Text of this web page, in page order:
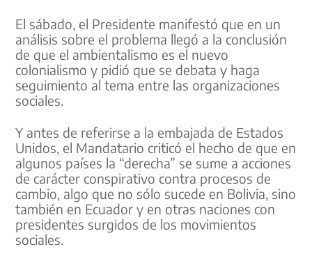
El sábado, el Presidente manifestó que en un
análisis sobre el problema llegó a la conclusión
de que el ambientalismo es el nuevo
colonialismo y pidió que se debata y haga
seguimiento al tema entre las organizaciones
sociales.
Y antes de referirse a la embajada de Estados
Unidos, el Mandatario criticó el hecho de que en
algunos países la “derecha” se sume a acciones
de carácter conspirativo contra procesos de
cambio, algo que no sólo sucede en Bolivia, sino
también en Ecuador y en otras naciones con
presidentes surgidos de los movimientos
sociales.